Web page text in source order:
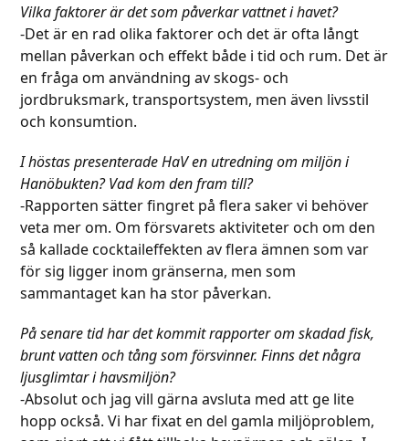
Vilka faktorer är det som påverkar vattnet i havet?
-Det är en rad olika faktorer och det är ofta långt
mellan påverkan och effekt både i tid och rum. Det är
en fråga om användning av skogs- och
jordbruksmark, transportsystem, men även livsstil
och konsumtion.
I höstas presenterade HaV en utredning om miljön i
Hanöbukten? Vad kom den fram till?
-Rapporten sätter fingret på flera saker vi behöver
veta mer om. Om försvarets aktiviteter och om den
så kallade cocktaileffekten av flera ämnen som var
för sig ligger inom gränserna, men som
sammantaget kan ha stor påverkan.
På senare tid har det kommit rapporter om skadad fisk,
brunt vatten och tång som försvinner. Finns det några
ljusglimtar i havsmiljön?
-Absolut och jag vill gärna avsluta med att ge lite
hopp också. Vi har fixat en del gamla miljöproblem,